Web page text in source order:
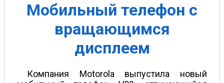
Мобильный телефон с
вращающимся
дисплеем
Компания Motorola выпустила новый